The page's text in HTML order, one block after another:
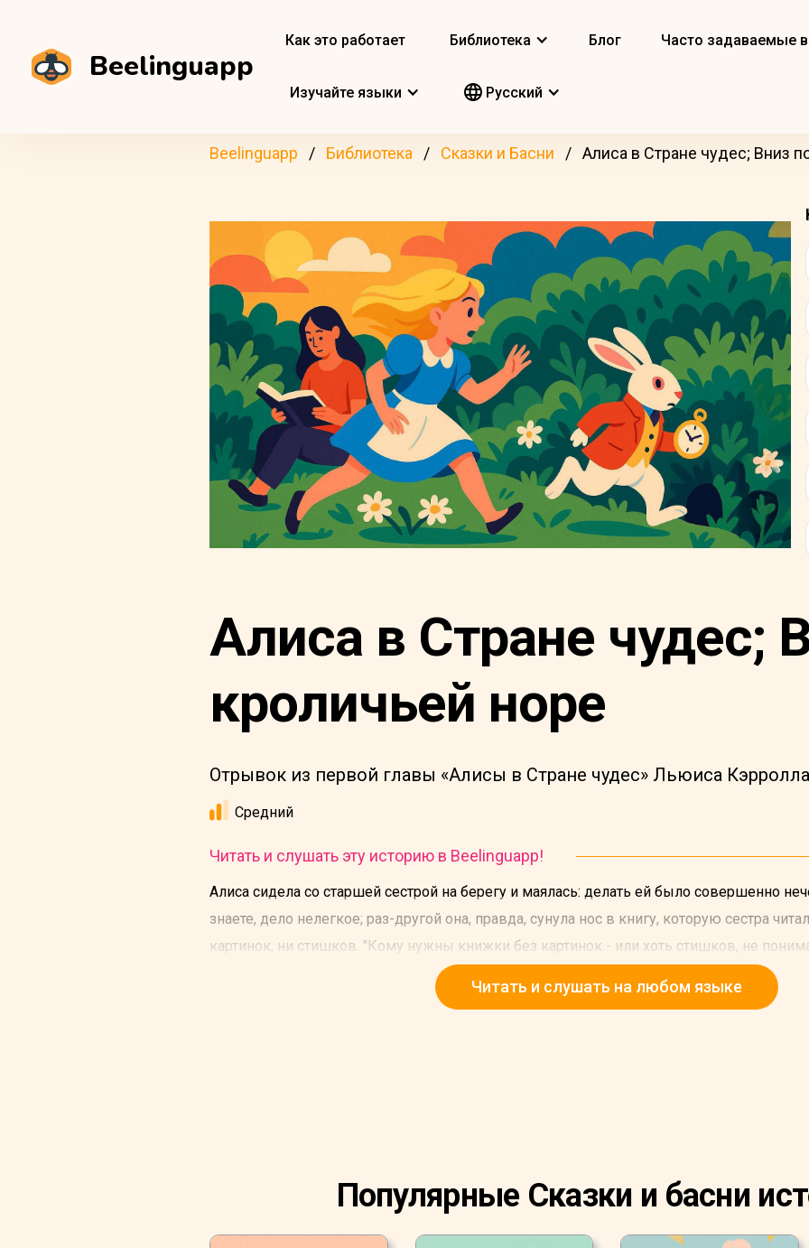
Beelinguapp
Как это работает Библиотека Блог Часто задаваемые
Изучайте языки Pусский
Beelinguapp Библиотека Сказки и Басни Алиса в Стране чудес; Вниз
Алиса в Стране чудес;
кроличьей норе
Отрывок из первой главы «Алисы в Стране чудес» Льюиса Кэрролла
Средний
Читать и слушать эту историю в Beelinguapp!
Алиса сидела со старшей сестрой на берегу и маялась: делать ей было совершенно
знаете, дело нелегкое; раз-другой она, правда, сунула нос в книгу, которую сестра
картинок, ни стишков. "Кому нужны книжки без картинок - или хоть стишков, не
С горя она начала подумывать (правда, сейчас это тоже было дело не из легких - от
что, конечно, неплохо бы сплести венок из маргариток, но плохо то, что тогда нужно
Читать и слушать на любом языке
Популярные Сказки и басни